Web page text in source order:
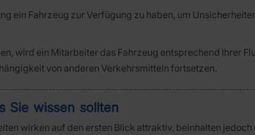
ein Fahrzeug zur Verfügung zu haben, um
wird ein Mitarbeiter das Fahrzeug entsprechend Ihrer
von anderen Verkehrsmitteln fortsetzen.
Sie wissen sollten
wirken auf den ersten Blick attraktiv, beinhalten jedoch